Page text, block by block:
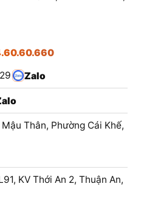
Zalo
Thân, Phường Cái Khế,
KV Thới An 2, Thuận An,